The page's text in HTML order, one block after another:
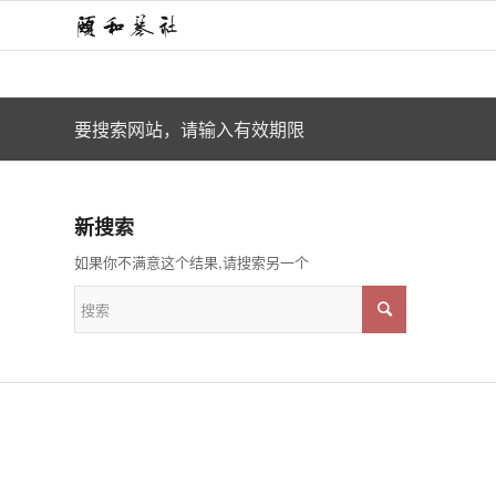
要搜索网站，请输入有效期限
新搜索
如果你不满意这个结果,请搜索另一个